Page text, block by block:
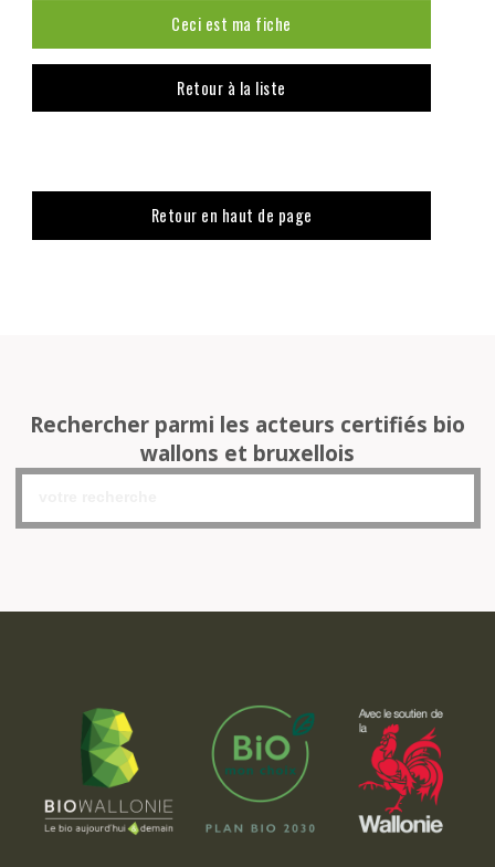
Ceci est ma fiche
Retour à la liste
Retour en haut de page
Rechercher parmi les acteurs certifiés bio
wallons et bruxellois